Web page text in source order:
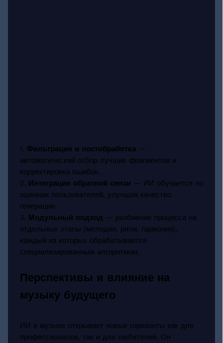
1. Фильтрация и постобработка—
автоматический отбор лучших фрагментов и
корректировка ошибок.
2. Интеграция обратной связи — ИИ обучается по
оценкам пользователей, улучшая качество
генерации.
3. Модульный подход — разбиение процесса на
отдельные этапы (мелодия, ритм, гармония),
каждый из которых обрабатывается
специализированным алгоритмом.
Перспективы и влияние на
музыку будущего
ИИ в музыке открывает новые горизонты как для
профессионалов, так и для любителей. Он